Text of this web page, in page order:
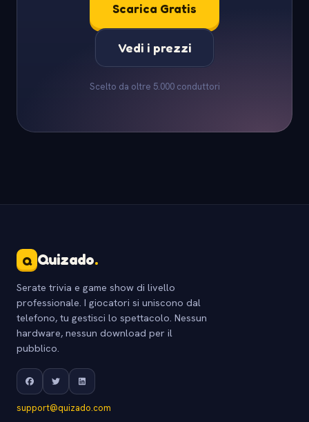
Scarica Gratis
Vedi i prezzi
Scelto da oltre 5.000 conduttori
Q Quizado.
Serate trivia e game show di livello
professionale. I giocatori si uniscono dal
telefono, tu gestisci lo spettacolo. Nessun
hardware, nessun download per il
pubblico.
support@quizado.com